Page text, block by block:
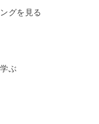
グを見る
ぶ